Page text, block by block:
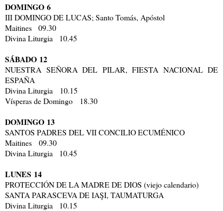
DOMINGO 6
III DOMINGO DE LUCAS; Santo Tomás, Apóstol
Maitines 09.30
Divina Liturgia 10.45
SÁBADO 12
NUESTRA SEÑORA DEL PILAR, FIESTA NACIONAL DE
ESPAÑA
Divina Liturgia 10.15
Vísperas de Domingo 18.30
DOMINGO 13
SANTOS PADRES DEL VII CONCILIO ECUMÉNICO
Maitines 09.30
Divina Liturgia 10.45
LUNES 14
PROTECCIÓN DE LA MADRE DE DIOS (viejo calendario)
SANTA PARASCEVA DE IAŞI, TAUMATURGA
Divina Liturgia 10.15